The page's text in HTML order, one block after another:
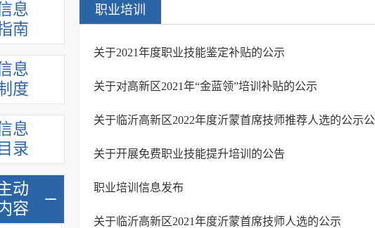
息
南
息
度
息
录
动
容
职业培训
关于2021年度职业技能鉴定补贴的公示
关于对高新区2021年“金蓝领”培训补贴的公示
关于临沂高新区2022年度沂蒙首席技师推荐人选的公示
关于开展免费职业技能提升培训的公告
职业培训信息发布
关于临沂高新区2021年度沂蒙首席技师人选的公示